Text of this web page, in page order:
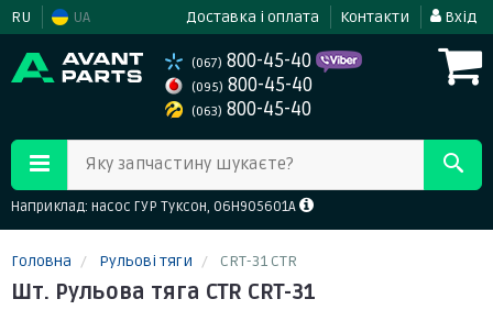
RU UA Доставка і оплата Контакти Вхід
(067) 800-45-40
(095) 800-45-40
(063) 800-45-40
Яку запчастину шукаєте?
Наприклад: насос ГУР Туксон, 06H905601A
Головна Рульові тяги CRT-31 CTR
Шт. Рульова тяга CTR CRT-31